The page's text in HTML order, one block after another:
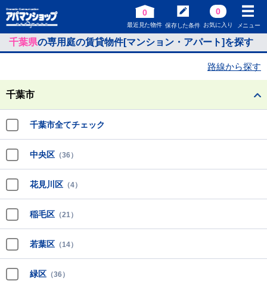
0
最近見た物件 保存した条件
0
お気に入り メニュー
千葉県の専用庭の賃貸物件[マンション・アパート]を探す
路線から探す
千葉市
千葉市全てチェック
中央区 （36）
花見川区 （4）
稲毛区 （21）
若葉区 （14）
緑区 （36）